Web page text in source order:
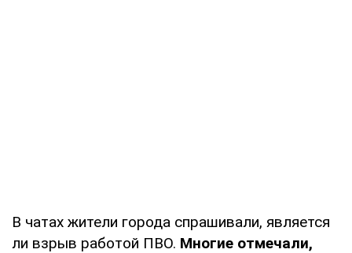
В чатах жители города спрашивали, является
ли взрыв работой ПВО. Многие отмечали,